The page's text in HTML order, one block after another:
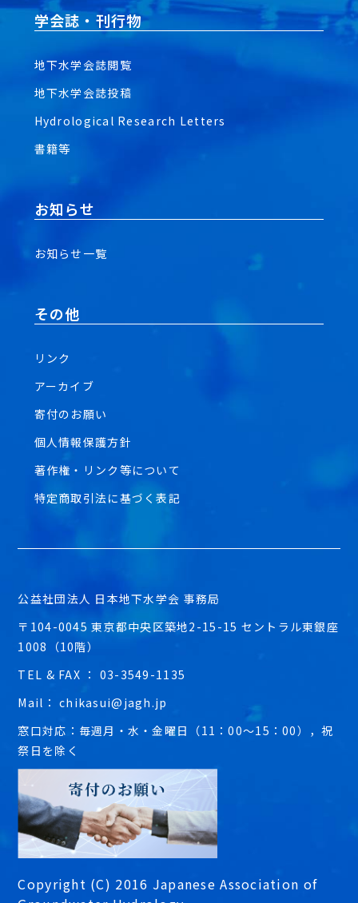
学会誌・刊行物
地下水学会誌閲覧
地下水学会誌投稿
Hydrological Research Letters
書籍等
お知らせ
お知らせ一覧
その他
リンク
アーカイブ
寄付のお願い
個人情報保護方針
著作権・リンク等について
特定商取引法に基づく表記
公益社団法人 日本地下水学会 事務局
〒104-0045 東京都中央区築地2-15-15 セントラル東銀座
1008（10階）
TEL & FAX ： 03-3549-1135
Mail： chikasui@jagh.jp
窓口対応：毎週月・水・金曜日（11：00～15：00），祝
祭日を除く
Copyright (C) 2016 Japanese Association of